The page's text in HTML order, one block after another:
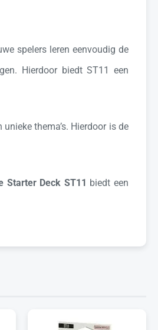
spelers leren eenvoudig de
Hierdoor biedt ST11 een
thema’s. Hierdoor is de
Starter Deck ST11 biedt een